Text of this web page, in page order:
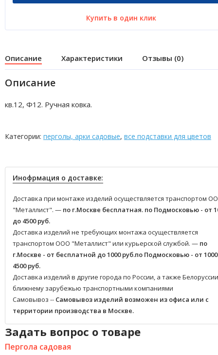
Купить в один клик
Описание Характеристики Отзывы (0)
Описание
кв.12, Ф12. Ручная ковка.
Категории: перголы, арки садовые, все подставки для цветов
Инофрмация о доставке:
Доставка при монтаже изделий осуществляется транспортом
"Металлист". — по г.Москве бесплатная. по Подмосковью - от
до 4500 руб.
Доставка изделий не требующих монтажа осуществляется
транспортом ООО "Металлист" или курьерской службой. — по
г.Москве - от бесплатной до 1000 руб.по Подмосковью - от
4500 руб.
Доставка изделий в другие города по России, а также
ближнему зарубежью транспортными компаниями
Самовывоз -- Самовывоз изделий возможен из офиса или с
территории производства в Москве.
Задать вопрос о товаре
Пергола садовая